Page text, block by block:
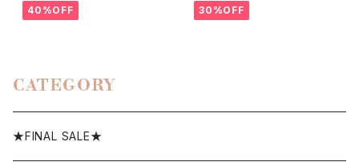
40%OFF 30%OFF
CATEGORY
★FINAL SALE★